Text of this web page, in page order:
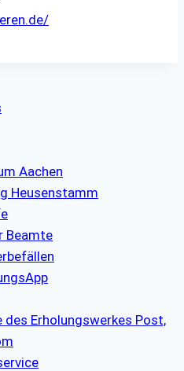
Aachen
Heusenstamm
Beamte
des Erholungswerkes Post,